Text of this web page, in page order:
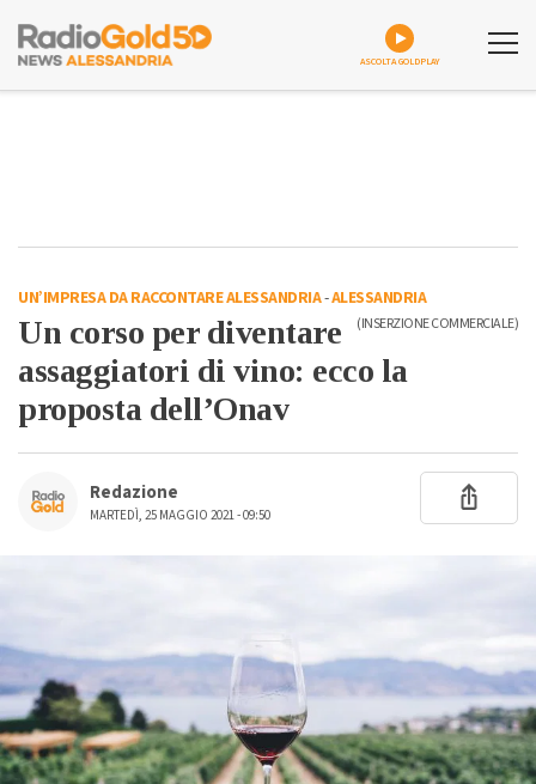
ASCOLTA GOLDPLAY
UN’IMPRESA DA RACCONTARE ALESSANDRIA-ALESSANDRIA
(INSERZIONE COMMERCIALE)
Un corso per diventare
assaggiatori di vino: ecco la
proposta dell’Onav
Redazione
MARTEDÌ, 25 MAGGIO 2021 - 09:50